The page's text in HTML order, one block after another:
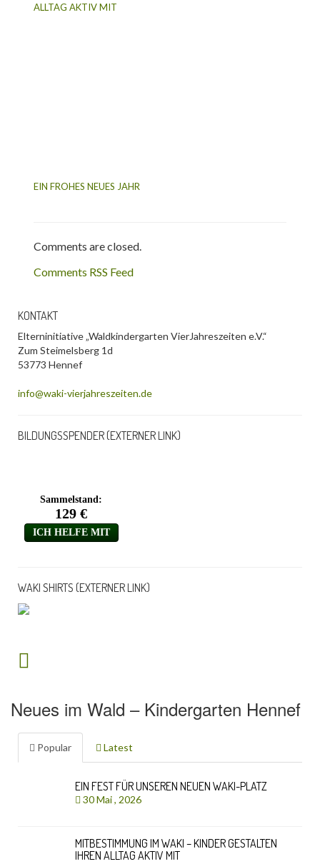
ALLTAG AKTIV MIT
EIN FROHES NEUES JAHR
Comments are closed.
Comments RSS Feed
KONTAKT
Elterninitiative „Waldkindergarten VierJahreszeiten e.V.“
Zum Steimelsberg 1d
53773 Hennef
info@waki-vierjahreszeiten.de
BILDUNGSSPENDER (EXTERNER LINK)
WAKI SHIRTS (EXTERNER LINK)
Neues im Wald – Kindergarten Hennef
Popular Latest
EIN FEST FÜR UNSEREN NEUEN WAKI-PLATZ
30 Mai , 2026
MITBESTIMMUNG IM WAKI – KINDER GESTALTEN
IHREN ALLTAG AKTIV MIT